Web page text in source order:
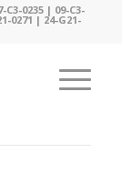
0235 | 09-C3-
0271 | 24-G21-